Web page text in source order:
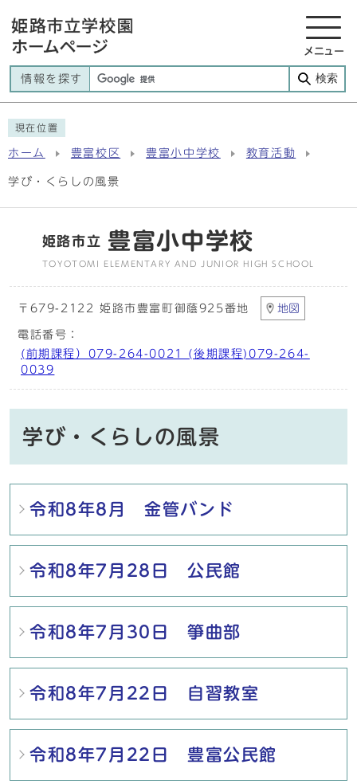
メニュー
情報を探す 検索
現在位置
ホーム 豊富校区 豊富小中学校 教育活動
学び・くらしの風景
姫路市立 豊富小中学校
TOYOTOMI ELEMENTARY AND JUNIOR HIGH SCHOOL
〒679-2122 姫路市豊富町御蔭925番地 地図
電話番号：
(前期課程）079-264-0021 (後期課程)079-264-
0039
学び・くらしの風景
メインメニュー
令和8年8月 金管バンド
令和8年7月28日 公民館
令和8年7月30日 箏曲部
令和8年7月22日 自習教室
令和8年7月22日 豊富公民館